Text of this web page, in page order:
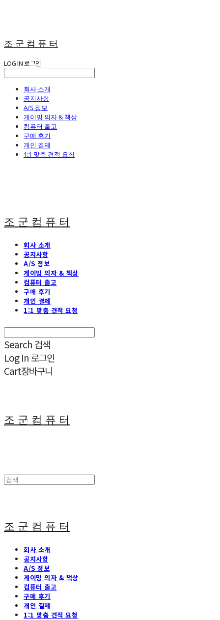
조 군 컴 퓨 터
LOG IN로그인
회사 소개
공지사항
A/S 정보
게이밍 의자 & 책상
컴퓨터 출고
구매 후기
개인 결제
1:1 맞춤 견적 요청
조 군 컴 퓨 터
회사 소개
공지사항
A/S 정보
게이밍 의자 & 책상
컴퓨터 출고
구매 후기
개인 결제
1:1 맞춤 견적 요청
Search 검색
Log In 로그인
Cart장바구니
조 군 컴 퓨 터
조 군 컴 퓨 터
회사 소개
공지사항
A/S 정보
게이밍 의자 & 책상
컴퓨터 출고
구매 후기
개인 결제
1:1 맞춤 견적 요청